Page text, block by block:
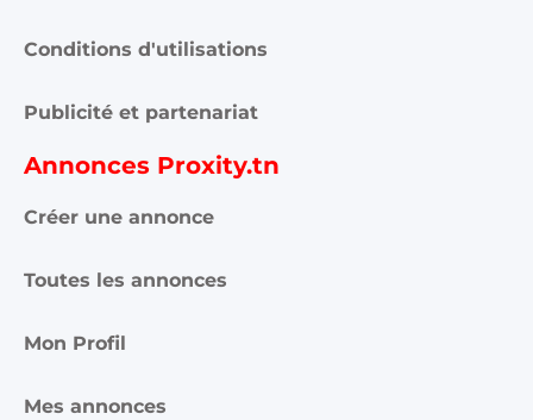
Conditions d'utilisations
Publicité et partenariat
Annonces Proxity.tn
Créer une annonce
Toutes les annonces
Mon Profil
Mes annonces